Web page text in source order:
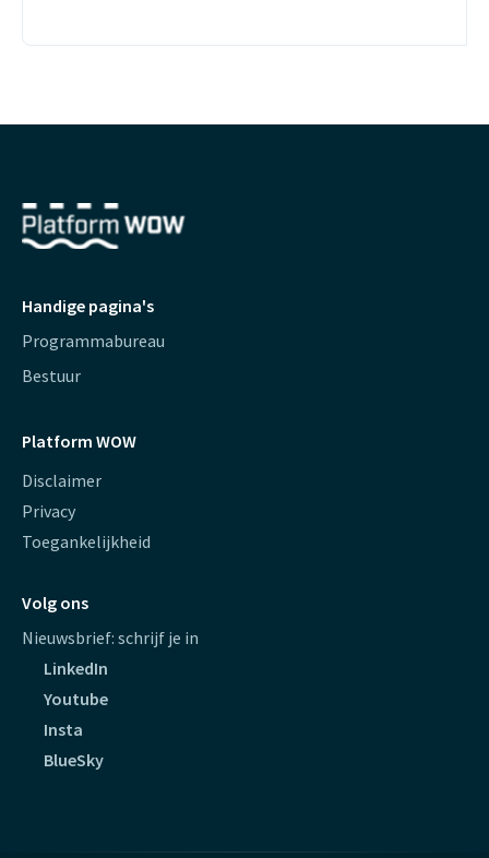
Handige pagina's
Programmabureau
Bestuur
Platform WOW
Disclaimer
Privacy
Toegankelijkheid
Volg ons
Nieuwsbrief: schrijf je in
LinkedIn
Youtube
Insta
BlueSky